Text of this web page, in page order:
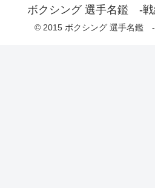
ボクシング 選手名鑑 -戦
© 2015 ボクシング 選手名鑑 -